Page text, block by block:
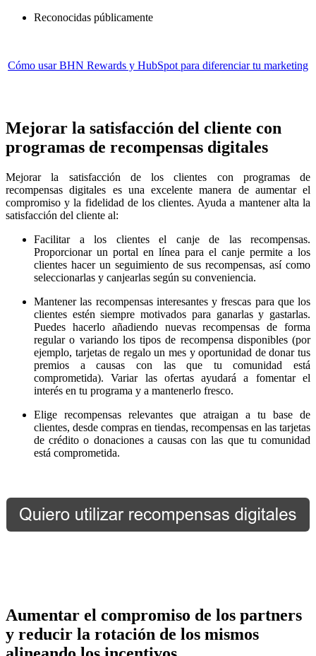
Reconocidas públicamente
Cómo usar BHN Rewards y HubSpot para diferenciar tu marketing
Mejorar la satisfacción del cliente con
programas de recompensas digitales
Mejorar la satisfacción de los clientes con programas de
recompensas digitales es una excelente manera de aumentar el
compromiso y la fidelidad de los clientes. Ayuda a mantener alta la
satisfacción del cliente al:
Facilitar a los clientes el canje de las recompensas.
Proporcionar un portal en línea para el canje permite a los
clientes hacer un seguimiento de sus recompensas, así como
seleccionarlas y canjearlas según su conveniencia.
Mantener las recompensas interesantes y frescas para que los
clientes estén siempre motivados para ganarlas y gastarlas.
Puedes hacerlo añadiendo nuevas recompensas de forma
regular o variando los tipos de recompensa disponibles (por
ejemplo, tarjetas de regalo un mes y oportunidad de donar tus
premios a causas con las que tu comunidad está
comprometida). Variar las ofertas ayudará a fomentar el
interés en tu programa y a mantenerlo fresco.
Elige recompensas relevantes que atraigan a tu base de
clientes, desde compras en tiendas, recompensas en las tarjetas
de crédito o donaciones a causas con las que tu comunidad
está comprometida.
Aumentar el compromiso de los partners
y reducir la rotación de los mismos